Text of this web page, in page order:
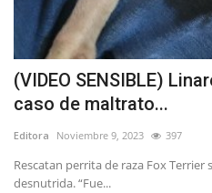
(VIDEO SENSIBLE)
caso de maltrato...
Editora Noviembre 9, 2023 397
Rescatan perrita de raza Fox
desnutrida. “Fue...